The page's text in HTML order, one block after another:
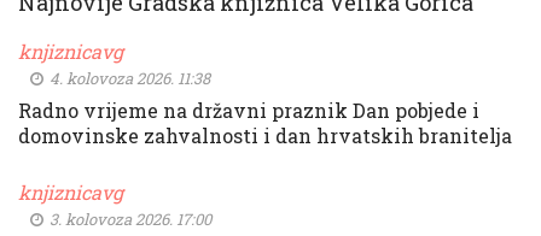
knjiznicavg
4. kolovoza 2026. 11:38
Radno vrijeme na državni praznik Dan pobjede i
domovinske zahvalnosti i dan hrvatskih branitelja
knjiznicavg
3. kolovoza 2026. 17:00